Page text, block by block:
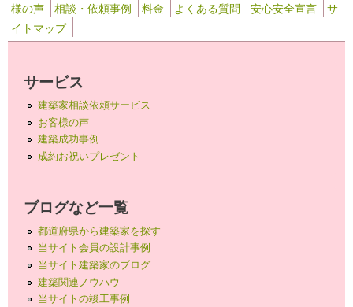
様の声
相談・依頼事例 料金 よくある質問 安心安全宣言
サ
イトマップ
サービス
建築家相談依頼サービス
お客様の声
建築成功事例
成約お祝いプレゼント
ブログなど一覧
都道府県から建築家を探す
当サイト会員の設計事例
当サイト建築家のブログ
建築関連ノウハウ
当サイトの竣工事例